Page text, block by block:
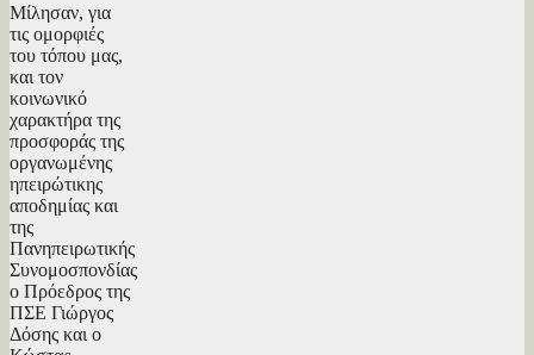
Μίλησαν, για
τις ομορφιές
του τόπου μας,
και τον
κοινωνικό
χαρακτήρα της
προσφοράς της
οργανωμένης
ηπειρώτικης
αποδημίας και
της
Πανηπειρωτικής
Συνομοσπονδίας
ο Πρόεδρος της
ΠΣΕ Γιώργος
Δόσης και ο